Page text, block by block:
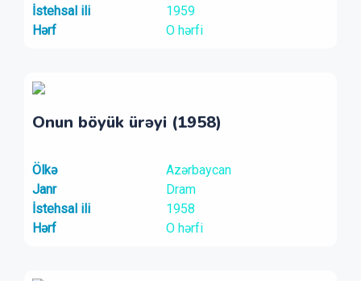
İstehsal ili
1959
Hərf
O hərfi
Onun böyük ürəyi (1958)
Ölkə
Azərbaycan
Janr
Dram
İstehsal ili
1958
Hərf
O hərfi